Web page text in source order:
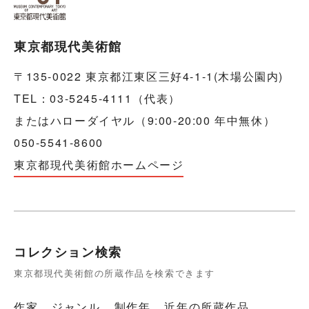
東京都現代美術館
〒135-0022 東京都江東区三好4-1-1(木場公園内)
TEL：03-5245-4111（代表）
またはハローダイヤル（9:00-20:00 年中無休）
050-5541-8600
東京都現代美術館ホームページ
コレクション検索
東京都現代美術館の所蔵作品を検索できます